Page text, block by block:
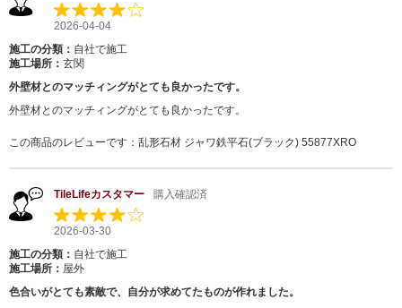
2026-04-04
施工の分類： 自社で施工
施工場所： 玄関
外壁材とのマッチィングがとても良かったです。
外壁材とのマッチィングがとても良かったです。
この商品のレビューです： 乱形石材 ジャワ鉄平石(ブラック) 55877XRO
TileLifeカスタマー 購入確認済
2026-03-30
施工の分類： 自社で施工
施工場所： 屋外
色合いがとても素敵で、自分が求めてたものが作れました。